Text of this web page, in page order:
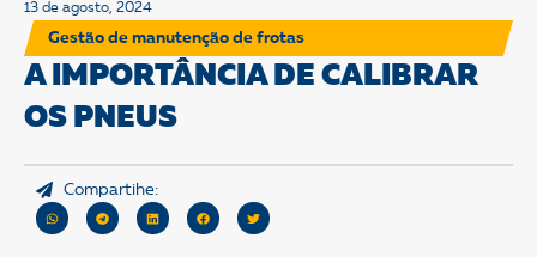
13 de agosto, 2024
Gestão de manutenção de frotas
A IMPORTÂNCIA DE CALIBRAR
OS PNEUS
Compartihe: